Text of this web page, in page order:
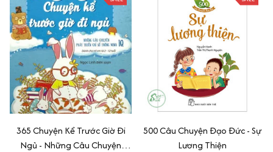
365 Chuyện Kể Trước Giờ Đi
Ngủ - Những Câu Chuyện
500 Câu Chuyện Đạo Đức - Sự
Lương Thiện